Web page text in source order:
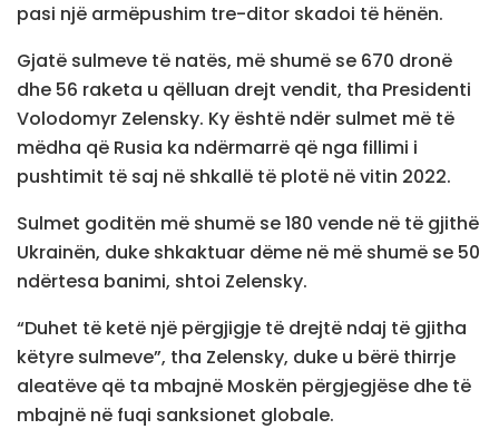
pasi një armëpushim tre-ditor skadoi të hënën.
Gjatë sulmeve të natës, më shumë se 670 dronë
dhe 56 raketa u qëlluan drejt vendit, tha Presidenti
Volodomyr Zelensky. Ky është ndër sulmet më të
mëdha që Rusia ka ndërmarrë që nga fillimi i
pushtimit të saj në shkallë të plotë në vitin 2022.
Sulmet goditën më shumë se 180 vende në të gjithë
Ukrainën, duke shkaktuar dëme në më shumë se 50
ndërtesa banimi, shtoi Zelensky.
“Duhet të ketë një përgjigje të drejtë ndaj të gjitha
këtyre sulmeve”, tha Zelensky, duke u bërë thirrje
aleatëve që ta mbajnë Moskën përgjegjëse dhe të
mbajnë në fuqi sanksionet globale.